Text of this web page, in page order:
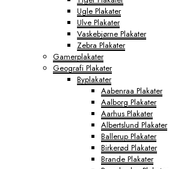
Ugle Plakater
Ulve Plakater
Vaskebjørne Plakater
Zebra Plakater
Gamerplakater
Geografi Plakater
Byplakater
Aabenraa Plakater
Aalborg Plakater
Aarhus Plakater
Albertslund Plakater
Ballerup Plakater
Birkerød Plakater
Brande Plakater